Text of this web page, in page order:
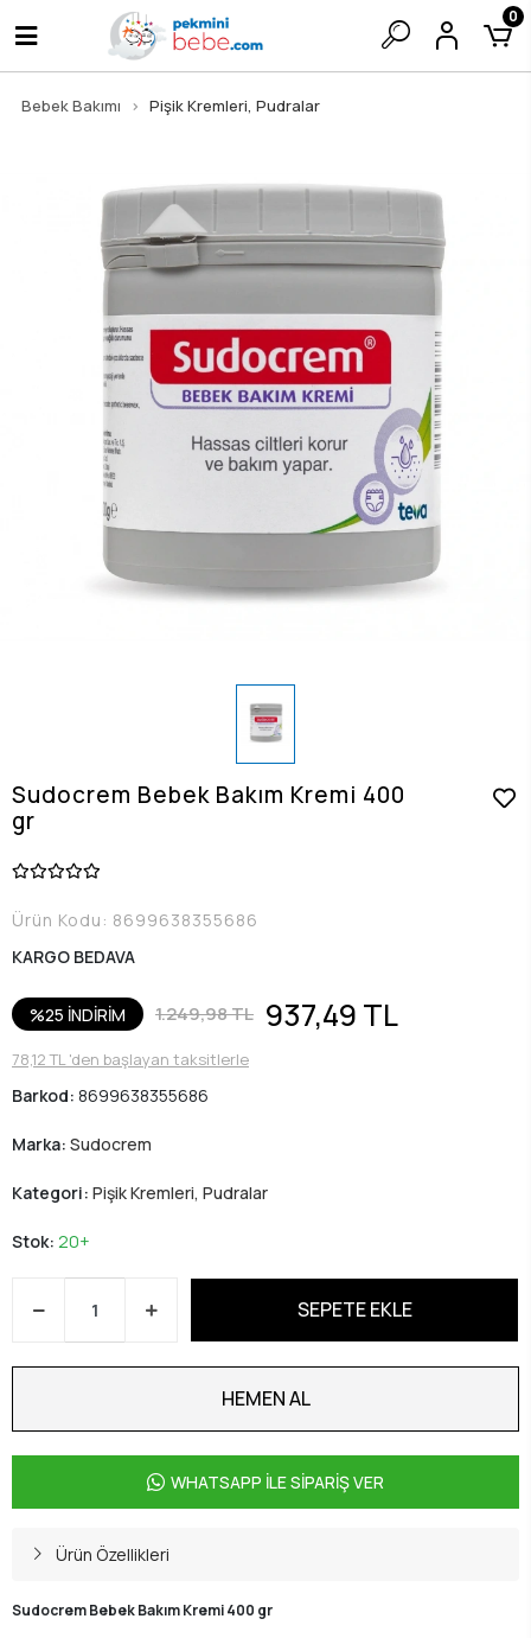
0
Bebek Bakımı Pişik Kremleri, Pudralar
Sudocrem Bebek Bakım Kremi 400
gr
Ürün Kodu: 8699638355686
KARGO BEDAVA
%25 İNDİRİM 1.249,98 TL 937,49 TL
78,12 TL 'den başlayan taksitlerle
Barkod: 8699638355686
Marka: Sudocrem
Kategori: Pişik Kremleri, Pudralar
Stok: 20+
SEPETE EKLE
HEMEN AL
WHATSAPP İLE SİPARİŞ VER
Ürün Özellikleri
Sudocrem Bebek Bakım Kremi 400 gr